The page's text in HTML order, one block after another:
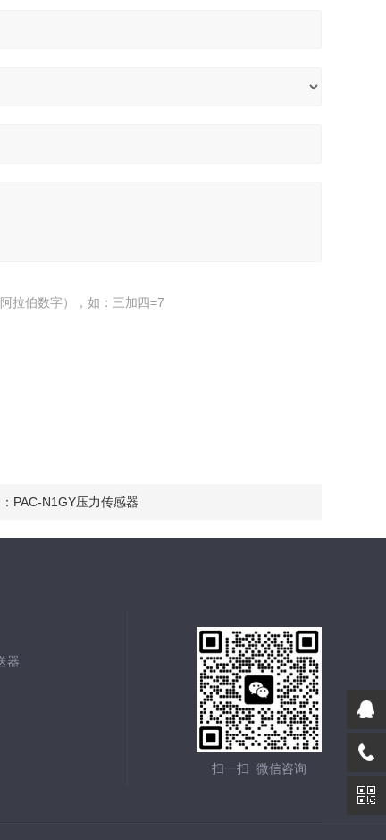
拉伯数字），如：三加四=7
PAC-N1GY压力传感器
器
扫一扫 微信咨询